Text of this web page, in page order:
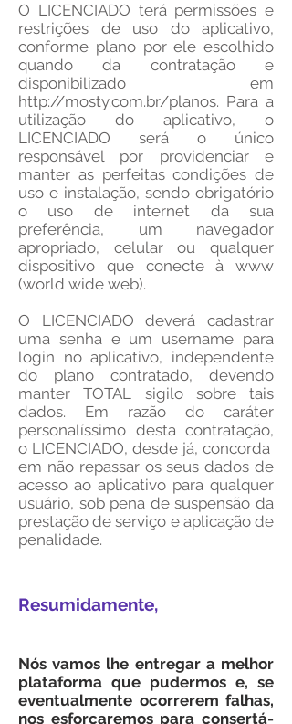
O LICENCIADO terá permissões e
restrições de uso do aplicativo,
conforme plano por ele escolhido
quando da contratação e
disponibilizado em
http://mosty.com.br/planos. Para a
utilização do aplicativo, o
LICENCIADO será o único
responsável por providenciar e
manter as perfeitas condições de
uso e instalação, sendo obrigatório
o uso de internet da sua
preferência, um navegador
apropriado, celular ou qualquer
dispositivo que conecte à www
(world wide web).
O LICENCIADO deverá cadastrar
uma senha e um username para
login no aplicativo, independente
do plano contratado, devendo
manter TOTAL sigilo sobre tais
dados. Em razão do caráter
personalíssimo desta contratação,
o LICENCIADO, desde já, concorda
em não repassar os seus dados de
acesso ao aplicativo para qualquer
usuário, sob pena de suspensão da
prestação de serviço e aplicação de
penalidade.
Resumidamente,
Nós vamos lhe entregar a melhor
plataforma que pudermos e, se
eventualmente ocorrerem falhas,
nos esforçaremos para consertá-